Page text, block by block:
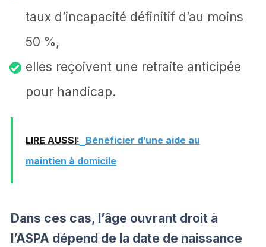
taux d’incapacité définitif d’au moins
50 %,
elles reçoivent une retraite anticipée
pour handicap.
LIRE AUSSI: Bénéficier d’une aide au
maintien à domicile
Dans ces cas, l’âge ouvrant droit à
l’ASPA dépend de la date de naissance